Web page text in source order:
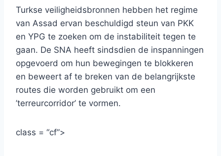
Turkse veiligheidsbronnen hebben het regime
van Assad ervan beschuldigd steun van PKK
en YPG te zoeken om de instabiliteit tegen te
gaan. De SNA heeft sindsdien de inspanningen
opgevoerd om hun bewegingen te blokkeren
en beweert af te breken van de belangrijkste
routes die worden gebruikt om een ​​
’terreurcorridor’ te vormen.
class = “cf”>